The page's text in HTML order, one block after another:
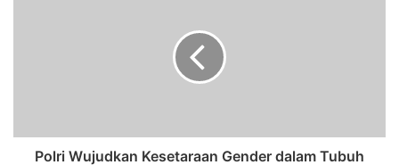
Polri Wujudkan Kesetaraan Gender dalam Tubuh